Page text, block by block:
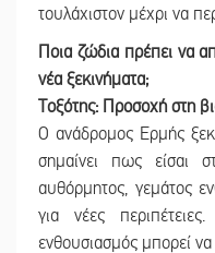
τουλάχιστον μέχρι να
Ποια ζώδια πρέπει να
νέα ξεκινήματα;
Τοξότης: Προσοχή στη
Ο ανάδρομος Ερμής
σημαίνει πως είσαι
αυθόρμητος, γεμάτος
για νέες
ενθουσιασμός μπορεί